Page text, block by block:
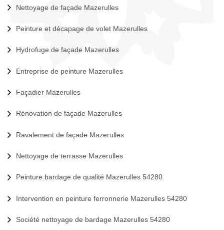
Nettoyage de façade Mazerulles
Peinture et décapage de volet Mazerulles
Hydrofuge de façade Mazerulles
Entreprise de peinture Mazerulles
Façadier Mazerulles
Rénovation de façade Mazerulles
Ravalement de façade Mazerulles
Nettoyage de terrasse Mazerulles
Peinture bardage de qualité Mazerulles 54280
Intervention en peinture ferronnerie Mazerulles 54280
Société nettoyage de bardage Mazerulles 54280